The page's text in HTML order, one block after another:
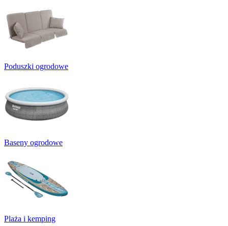
Poduszki ogrodowe
Baseny ogrodowe
Plaża i kemping